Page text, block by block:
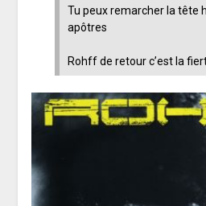
Tu peux remarcher la tête
apôtres
Rohff de retour c’est la